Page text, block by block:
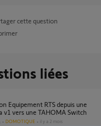
cette question
liées
v1 vers une TAHOMA Switch
DOMOTIQUE il y a 2 mois